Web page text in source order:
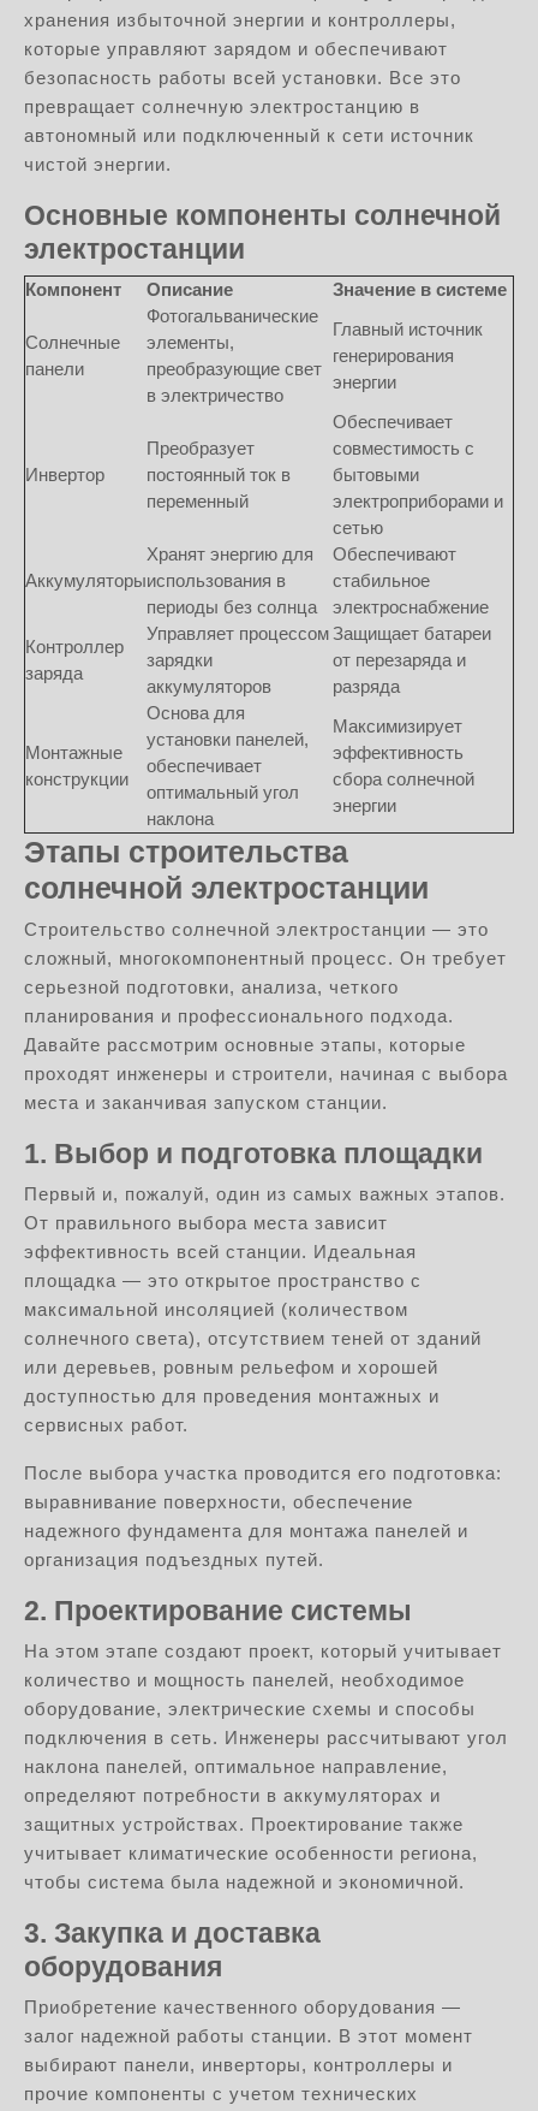
хранения избыточной энергии и контроллеры,
которые управляют зарядом и обеспечивают
безопасность работы всей установки. Все это
превращает солнечную электростанцию в
автономный или подключенный к сети источник
чистой энергии.
Основные компоненты солнечной
электростанции
Компонент Описание Значение в системе
Солнечные
панели
Фотогальванические
элементы,
преобразующие свет
в электричество
Главный источник
генерирования
энергии
Инвертор
Преобразует
постоянный ток в
переменный
Обеспечивает
совместимость с
бытовыми
электроприборами и
сетью
Аккумуляторы
Хранят энергию для
использования в
периоды без солнца
Обеспечивают
стабильное
электроснабжение
Контроллер
заряда
Управляет процессом
зарядки
аккумуляторов
Защищает батареи
от перезаряда и
разряда
Монтажные
конструкции
Основа для
установки панелей,
обеспечивает
оптимальный угол
наклона
Максимизирует
эффективность
сбора солнечной
энергии
Этапы строительства
солнечной электростанции
Строительство солнечной электростанции — это
сложный, многокомпонентный процесс. Он требует
серьезной подготовки, анализа, четкого
планирования и профессионального подхода.
Давайте рассмотрим основные этапы, которые
проходят инженеры и строители, начиная с выбора
места и заканчивая запуском станции.
1. Выбор и подготовка площадки
Первый и, пожалуй, один из самых важных этапов.
От правильного выбора места зависит
эффективность всей станции. Идеальная
площадка — это открытое пространство с
максимальной инсоляцией (количеством
солнечного света), отсутствием теней от зданий
или деревьев, ровным рельефом и хорошей
доступностью для проведения монтажных и
сервисных работ.
После выбора участка проводится его подготовка:
выравнивание поверхности, обеспечение
надежного фундамента для монтажа панелей и
организация подъездных путей.
2. Проектирование системы
На этом этапе создают проект, который учитывает
количество и мощность панелей, необходимое
оборудование, электрические схемы и способы
подключения в сеть. Инженеры рассчитывают угол
наклона панелей, оптимальное направление,
определяют потребности в аккумуляторах и
защитных устройствах. Проектирование также
учитывает климатические особенности региона,
чтобы система была надежной и экономичной.
3. Закупка и доставка
оборудования
Приобретение качественного оборудования —
залог надежной работы станции. В этот момент
выбирают панели, инверторы, контроллеры и
прочие компоненты с учетом технических